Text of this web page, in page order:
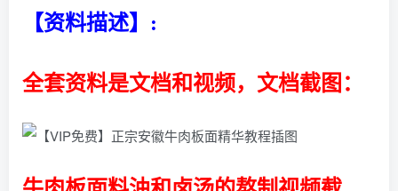
【资料描述】:
全套资料是文档和视频，文档截图：